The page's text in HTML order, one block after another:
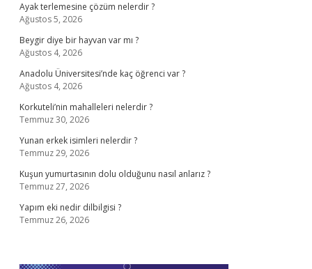
Ayak terlemesine çözüm nelerdir ?
Ağustos 5, 2026
Beygir diye bir hayvan var mı ?
Ağustos 4, 2026
Anadolu Üniversitesi’nde kaç öğrenci var ?
Ağustos 4, 2026
Korkuteli’nin mahalleleri nelerdir ?
Temmuz 30, 2026
Yunan erkek isimleri nelerdir ?
Temmuz 29, 2026
Kuşun yumurtasının dolu olduğunu nasıl anlarız ?
Temmuz 27, 2026
Yapım eki nedir dilbilgisi ?
Temmuz 26, 2026